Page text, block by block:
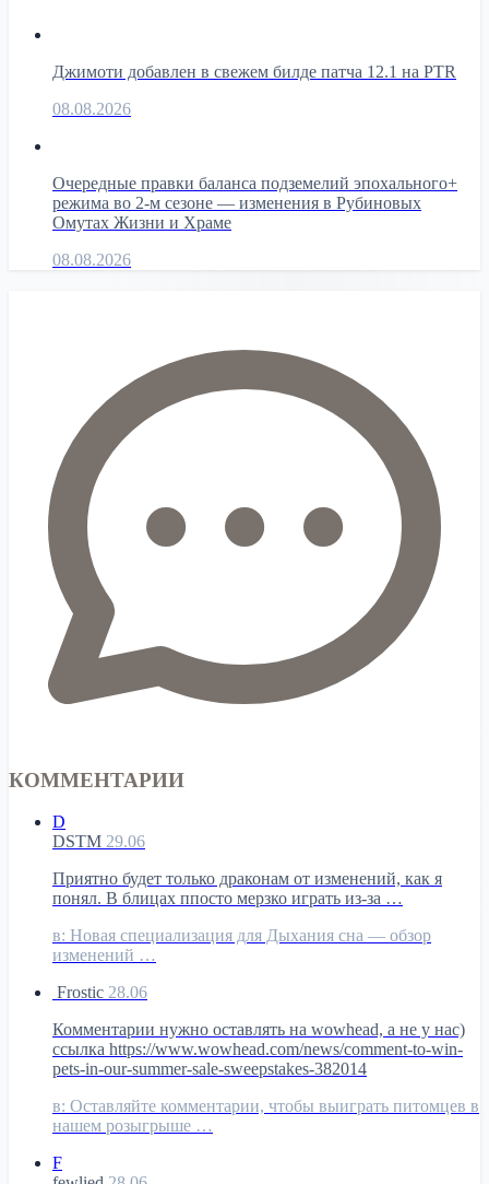
Джимоти добавлен в свежем билде патча 12.1 на PTR
08.08.2026
Очередные правки баланса подземелий эпохального+
режима во 2-м сезоне — изменения в Рубиновых
Омутах Жизни и Храме
08.08.2026
КОММЕНТАРИИ
D
DSTM 29.06
Приятно будет только драконам от изменений, как я
понял. В блицах ппосто мерзко играть из-за …
в: Новая специализация для Дыхания сна — обзор
изменений …
Frostic 28.06
Комментарии нужно оставлять на wowhead, а не у нас)
ссылка https://www.wowhead.com/news/comment-to-win-
pets-in-our-summer-sale-sweepstakes-382014
в: Оставляйте комментарии, чтобы выиграть питомцев в
нашем розыгрыше …
F